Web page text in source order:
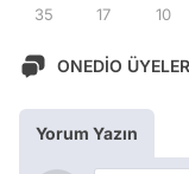
35 17 10
ONEDİO
Yorum Yazın